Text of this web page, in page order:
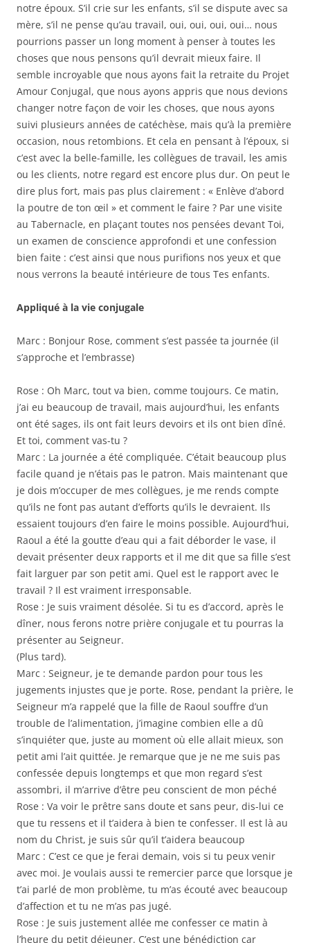
notre époux. S’il crie sur les enfants, s’il se dispute avec sa
mère, s’il ne pense qu’au travail, oui, oui, oui, oui… nous
pourrions passer un long moment à penser à toutes les
choses que nous pensons qu’il devrait mieux faire. Il
semble incroyable que nous ayons fait la retraite du Projet
Amour Conjugal, que nous ayons appris que nous devions
changer notre façon de voir les choses, que nous ayons
suivi plusieurs années de catéchèse, mais qu’à la première
occasion, nous retombions. Et cela en pensant à l’époux, si
c’est avec la belle-famille, les collègues de travail, les amis
ou les clients, notre regard est encore plus dur. On peut le
dire plus fort, mais pas plus clairement : « Enlève d’abord
la poutre de ton œil » et comment le faire ? Par une visite
au Tabernacle, en plaçant toutes nos pensées devant Toi,
un examen de conscience approfondi et une confession
bien faite : c’est ainsi que nous purifions nos yeux et que
nous verrons la beauté intérieure de tous Tes enfants.
Appliqué à la vie conjugale
Marc : Bonjour Rose, comment s’est passée ta journée (il
s’approche et l’embrasse)
Rose : Oh Marc, tout va bien, comme toujours. Ce matin,
j’ai eu beaucoup de travail, mais aujourd’hui, les enfants
ont été sages, ils ont fait leurs devoirs et ils ont bien dîné.
Et toi, comment vas-tu ?
Marc : La journée a été compliquée. C’était beaucoup plus
facile quand je n’étais pas le patron. Mais maintenant que
je dois m’occuper de mes collègues, je me rends compte
qu’ils ne font pas autant d’efforts qu’ils le devraient. Ils
essaient toujours d’en faire le moins possible. Aujourd’hui,
Raoul a été la goutte d’eau qui a fait déborder le vase, il
devait présenter deux rapports et il me dit que sa fille s’est
fait larguer par son petit ami. Quel est le rapport avec le
travail ? Il est vraiment irresponsable.
Rose : Je suis vraiment désolée. Si tu es d’accord, après le
dîner, nous ferons notre prière conjugale et tu pourras la
présenter au Seigneur.
(Plus tard).
Marc : Seigneur, je te demande pardon pour tous les
jugements injustes que je porte. Rose, pendant la prière, le
Seigneur m’a rappelé que la fille de Raoul souffre d’un
trouble de l’alimentation, j’imagine combien elle a dû
s’inquiéter que, juste au moment où elle allait mieux, son
petit ami l’ait quittée. Je remarque que je ne me suis pas
confessée depuis longtemps et que mon regard s’est
assombri, il m’arrive d’être peu conscient de mon péché
Rose : Va voir le prêtre sans doute et sans peur, dis-lui ce
que tu ressens et il t’aidera à bien te confesser. Il est là au
nom du Christ, je suis sûr qu’il t’aidera beaucoup
Marc : C’est ce que je ferai demain, vois si tu peux venir
avec moi. Je voulais aussi te remercier parce que lorsque je
t’ai parlé de mon problème, tu m’as écouté avec beaucoup
d’affection et tu ne m’as pas jugé.
Rose : Je suis justement allée me confesser ce matin à
l’heure du petit déjeuner. C’est une bénédiction car